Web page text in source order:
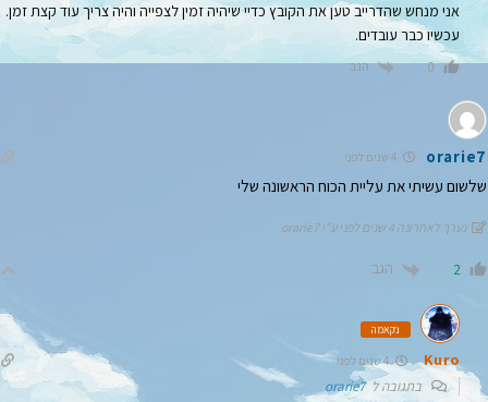
אני מנחש שהדרייב טען את הקובץ כדיי שיהיה זמין לצפייה והיה צריך עוד קצת זמן.
עכשיו כבר עובדים.
0 הגב
orarie7
שלשום עשיתי את עליית הכוח הראשונה שלי
נערך לאחרונה 4 שנים לפני ע"י orarie7
2 הגב
נקאמה
Kuro 4 שנים לפני
בתגובה לorarie7